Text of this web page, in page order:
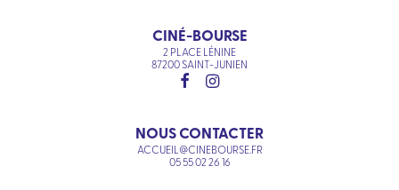
CINÉ-BOURSE
2 PLACE LÉNINE
87200 SAINT-JUNIEN
NOUS CONTACTER
ACCUEIL@CINEBOURSE.FR
05 55 02 26 16